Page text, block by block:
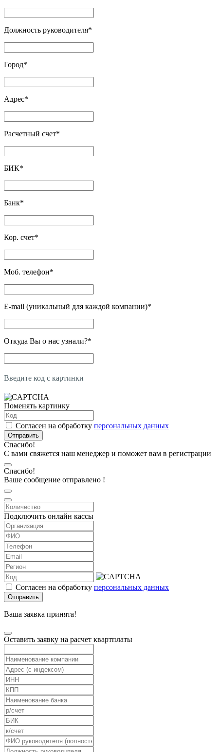
Должность руководителя*
Город*
Адрес*
Расчетный счет*
БИК*
Банк*
Кор. счет*
Моб. телефон*
E-mail (уникальный для каждой компании)*
Откуда Вы о нас узнали?*
Введите код с картинки
Поменять картинку
Согласен на обработку персональных данных
Отправить
Спасибо!
С вами свяжется наш менеджер и поможет вам в регистрации
Спасибо!
Ваше сообщение отправлено !
Подключить онлайн кассы
Согласен на обработку персональных данных
Отправить
Ваша заявка принята!
Оставить заявку на расчет квартплаты